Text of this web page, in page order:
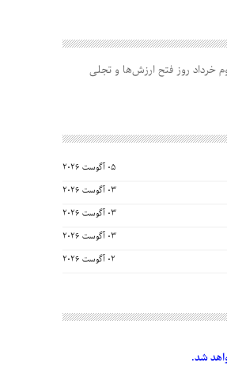
خرداد روز فتح ارزش‌ها و تجلی
05 آگوست 2026
03 آگوست 2026
03 آگوست 2026
03 آگوست 2026
02 آگوست 2026
شد.